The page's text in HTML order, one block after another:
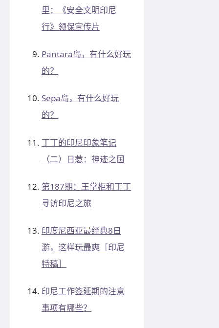
里：《安全文明印尼
行》领保宣传片
Pantara岛，有什么好玩
的？
Sepa岛，有什么好玩
的？
丁丁的印尼印象笔记
（二）日惹：神迹之国
第187期：王掌柜和丁丁
寻访印尼之旅
印度尼西亚最经典8日
游，这样玩最爽［印尼
特稿］
印尼工作签延期的注意
事项有哪些？